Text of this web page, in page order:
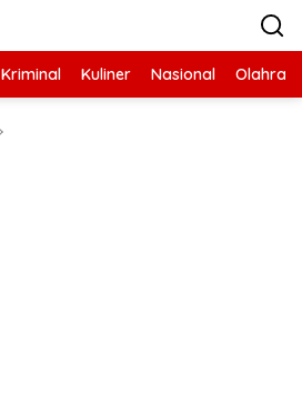
Kriminal Kuliner Nasional